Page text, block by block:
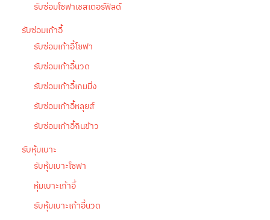
รับซ่อมโซฟาเชสเตอร์ฟิลด์
รับซ่อมเก้าอี้
รับซ่อมเก้าอี้โซฟา
รับซ่อมเก้าอี้นวด
รับซ่อมเก้าอี้เกมมิ่ง
รับซ่อมเก้าอี้หลุยส์
รับซ่อมเก้าอี้กินข้าว
รับหุ้มเบาะ
รับหุ้มเบาะโซฟา
หุ้มเบาะเก้าอี้
รับหุ้มเบาะเก้าอี้นวด